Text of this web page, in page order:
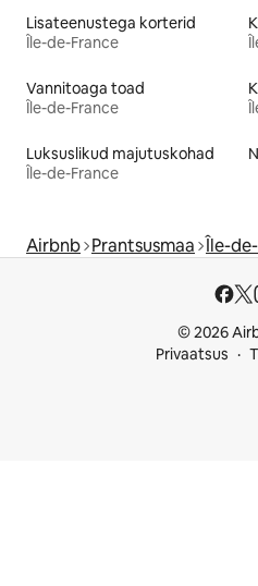
Lisateenustega korterid
Île-de-France
Vannitoaga toad
Île-de-France
Luksuslikud majutuskohad
Île-de-France
Airbnb Prantsusmaa Île-
© 2026
Privaatsus